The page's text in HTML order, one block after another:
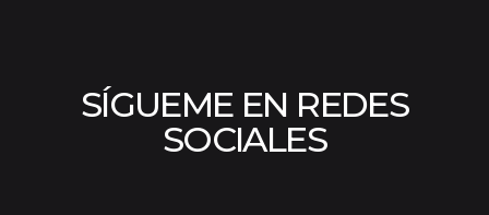
SÍGUEME EN REDES
SOCIALES